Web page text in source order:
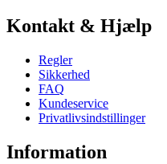
Kontakt & Hjælp
Regler
Sikkerhed
FAQ
Kundeservice
Privatlivsindstillinger
Information